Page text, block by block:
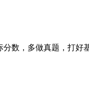
数，多做真题，打好